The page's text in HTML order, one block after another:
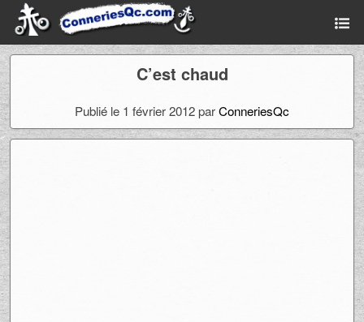
C’est chaud
Publié le 1 février 2012 parConneriesQc